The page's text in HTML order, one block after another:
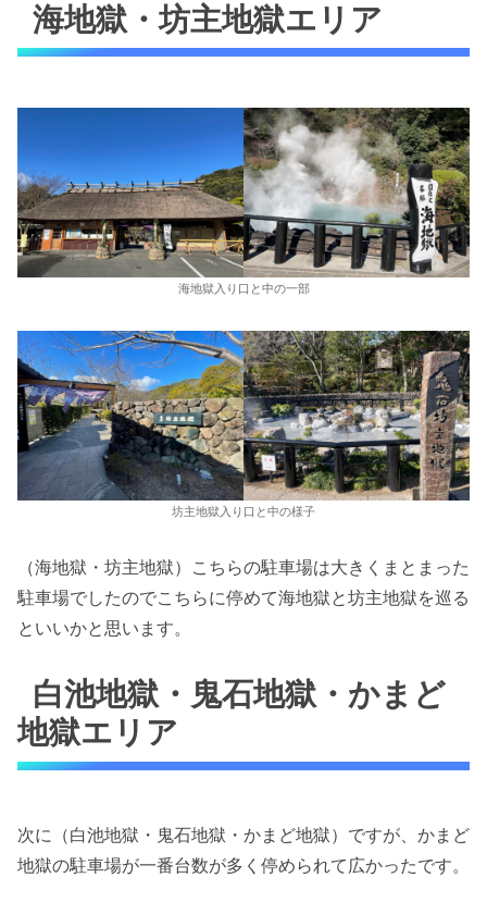
海地獄・坊主地獄エリア
海地獄入り口と中の一部
坊主地獄入り口と中の様子
（海地獄・坊主地獄）こちらの駐車場は大きくまとまった
駐車場でしたのでこちらに停めて海地獄と坊主地獄を巡る
といいかと思います。
白池地獄・鬼石地獄・かまど
地獄エリア
次に（白池地獄・鬼石地獄・かまど地獄）ですが、かまど
地獄の駐車場が一番台数が多く停められて広かったです。